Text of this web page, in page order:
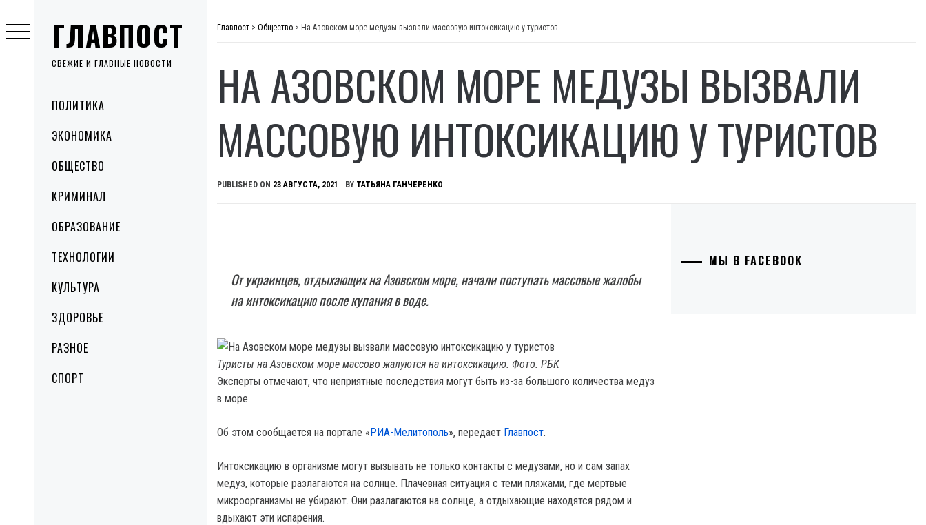
ГЛАВПОСТ
СВЕЖИЕ И ГЛАВНЫЕ НОВОСТИ
MenuПОЛИТИКА
ЭКОНОМИКА
ОБЩЕСТВО
КРИМИНАЛ
ОБРАЗОВАНИЕ
ТЕХНОЛОГИИ
КУЛЬТУРА
ЗДОРОВЬЕ
РАЗНОЕ
СПОРТ
to
content
Главпост > Общество > На Азовском море медузы вызвали массовую интоксикацию у туристов
НА АЗОВСКОМ МОРЕ МЕДУЗЫ ВЫЗВАЛИ
МАССОВУЮ ИНТОКСИКАЦИЮ У ТУРИСТОВ
PUBLISHED ON 23 АВГУСТА, 2021 BY ТАТЬЯНА ГАНЧЕРЕНКО
От украинцев, отдыхающих на Азовском море, начали поступать массовые жалобы
на интоксикацию после купания в воде.
Туристы на Азовском море массово жалуются на интоксикацию. Фото: РБК
Эксперты отмечают, что неприятные последствия могут быть из-за большого количества медуз
в море.
Об этом сообщается на портале «РИА-Мелитополь», передает Главпост.
Интоксикацию в организме могут вызывать не только контакты с медузами, но и сам запах
медуз, которые разлагаются на солнце. Плачевная ситуация с теми пляжами, где мертвые
микроорганизмы не убирают. Они разлагаются на солнце, а отдыхающие находятся рядом и
вдыхают эти испарения.
МЫ В FACEBOOK